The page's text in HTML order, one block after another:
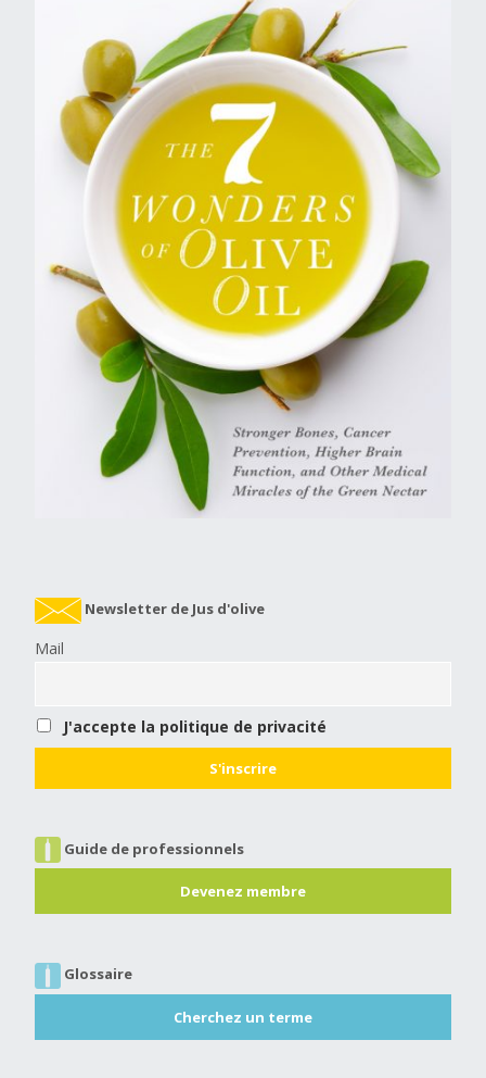
Newsletter de Jus d'olive
Mail
J'accepte la politique de privacité
Guide de professionnels
Devenez membre
Glossaire
Cherchez un terme